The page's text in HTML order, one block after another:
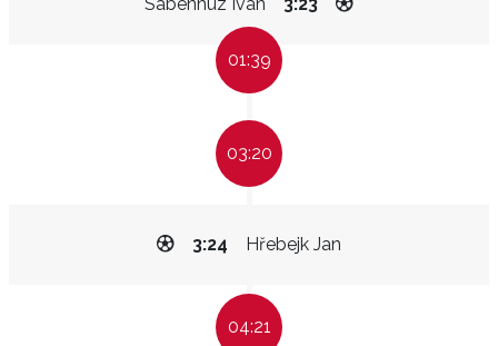
01:39
03:20
Hřebejk Jan
3:24
04:21